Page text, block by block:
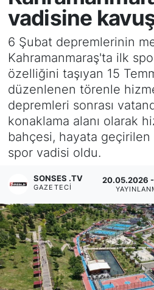
vadisine
6 Şubat depremlerinin
Kahramanmaraş'ta ilk
özelliğini taşıyan 15
düzenlenen törenle
depremleri sonrası
konaklama alanı olarak
bahçesi, hayata
spor vadisi oldu.
SONSES .TV
GAZETECI
20.05.2026 -
GÜNÜN MANŞETİ
DÜNYA
KÜLTÜR - SANAT
MAGAZİN
SAĞLIK
Siyaset
YEREL HABER
Haberde insan
Tanıtım
Mersin Trafik Yoğunluk
Süper Lig Puan
Tüm Manşetler
Son Dakika Haberleri
Haber Arşivi